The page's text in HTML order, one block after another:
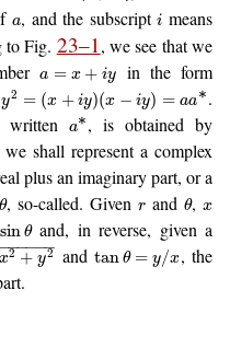
a, and the subscripti means
to Fig. 23–1 , we see that we
a = x + iy in the form
y2 = (x + iy)(x − iy) = aa∗.
written a∗, is obtained by
shall represent a complex
plus an imaginary part, or a
θ, so-called. Given rand θ, x
sin θand, in reverse, given a
x2 + y2
−
−−−− and tan θ = y/x, the